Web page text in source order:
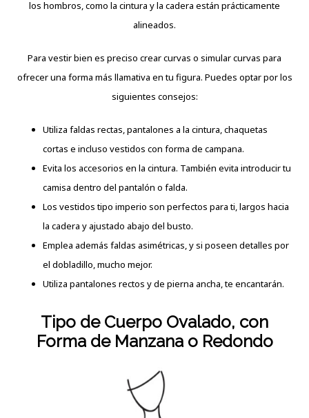
los hombros, como la cintura y la cadera están prácticamente
alineados.
Para vestir bien es preciso crear curvas o simular curvas para
ofrecer una forma más llamativa en tu figura. Puedes optar por los
siguientes consejos:
Utiliza faldas rectas, pantalones a la cintura, chaquetas
cortas e incluso vestidos con forma de campana.
Evita los accesorios en la cintura. También evita introducir tu
camisa dentro del pantalón o falda.
Los vestidos tipo imperio son perfectos para ti, largos hacia
la cadera y ajustado abajo del busto.
Emplea además faldas asimétricas, y si poseen detalles por
el dobladillo, mucho mejor.
Utiliza pantalones rectos y de pierna ancha, te encantarán.
Tipo de Cuerpo Ovalado, con
Forma de Manzana o Redondo